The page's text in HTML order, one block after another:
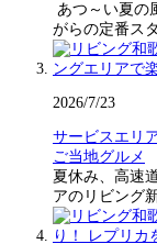
あつ～い夏の
がらの定番ス
2026/7/23
サービスエリ
ご当地グルメ
夏休み、高速
アのリビング